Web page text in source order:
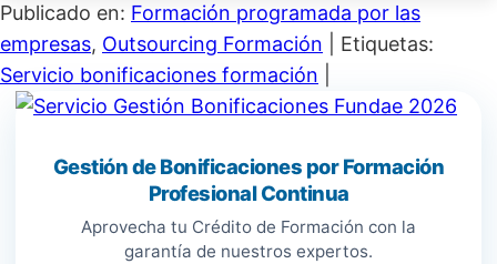
Publicado en: Formación programada por las
empresas, Outsourcing Formación
Etiquetas:
Servicio bonificaciones formación
Gestión de Bonificaciones por Formación
Profesional Continua
Aprovecha tu Crédito de Formación con la
garantía de nuestros expertos.